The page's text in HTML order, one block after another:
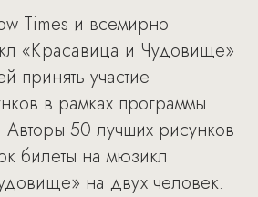
Times и всемирно
«Красавица и Чудовище»
принять участие
в рамках программы
Авторы 50 лучших рисунков
билеты на мюзикл
на двух человек.